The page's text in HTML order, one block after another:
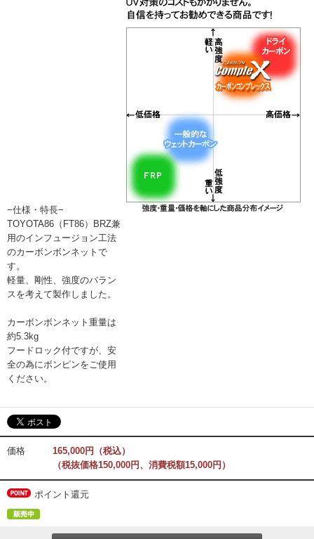
−仕様・特長−
TOYOTA86（FT86）BRZ兼
用のインフュージョン工法
のカーボンボンネットで
す。
軽量、剛性、強度のバラン
スを考えて製作しました。
カーボンボンネット重量は
約5.3kg
フードロック付ですが、安
全の為にボンピンをご使用
ください。
価格
165,000円（税込）
（税抜価格150,000円、消費税額15,000円）
ポイント還元